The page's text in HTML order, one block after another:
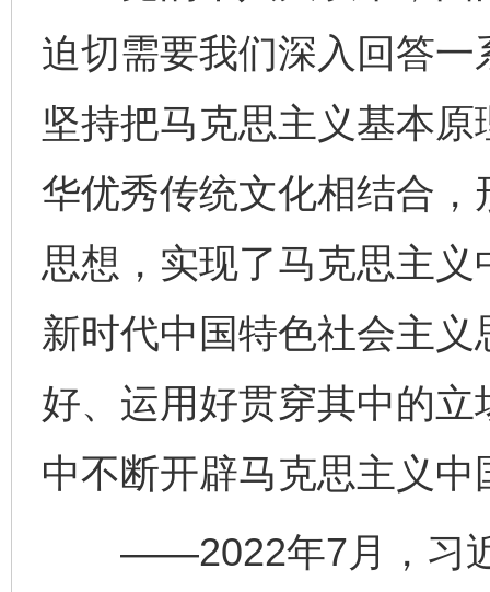
迫切需要我们深入回答
坚持把马克思主义基本
华优秀传统文化相结合
思想，实现了马克思主
新时代中国特色社会主
好、运用好贯穿其中的
中不断开辟马克思主义
——2022年7月，习近